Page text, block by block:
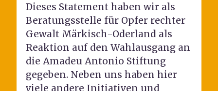
Dieses Statement haben wir als
Beratungsstelle für Opfer rechter
Gewalt Märkisch-Oderland als
Reaktion auf den Wahlausgang an
die Amadeu Antonio Stiftung
gegeben. Neben uns haben hier
viele andere Initiativen und